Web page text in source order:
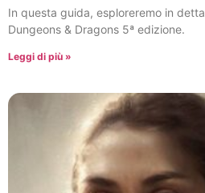
In questa guida, esploreremo in
Dungeons & Dragons 5ª edizione.
Leggi di più »